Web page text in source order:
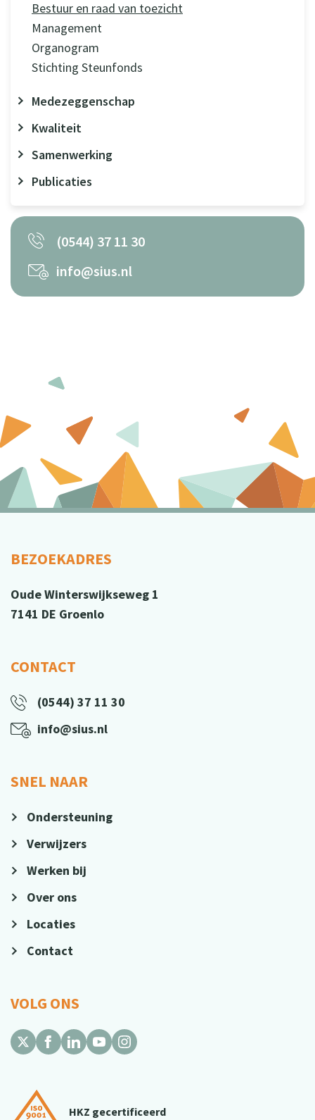
Bestuur en raad van toezicht
Management
Organogram
Stichting Steunfonds
Medezeggenschap
Kwaliteit
Samenwerking
Publicaties
(0544) 37 11 30
info@sius.nl
BEZOEKADRES
Oude Winterswijkseweg 1
7141 DE Groenlo
CONTACT
(0544) 37 11 30
info@sius.nl
SNEL NAAR
Ondersteuning
Verwijzers
Werken bij
Over ons
Locaties
Contact
VOLG ONS
HKZ gecertificeerd